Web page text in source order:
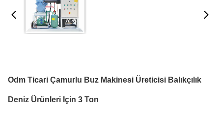
Odm Ticari Çamurlu Buz Makinesi Üreticisi Balıkçılık
Deniz Ürünleri Için 3 Ton